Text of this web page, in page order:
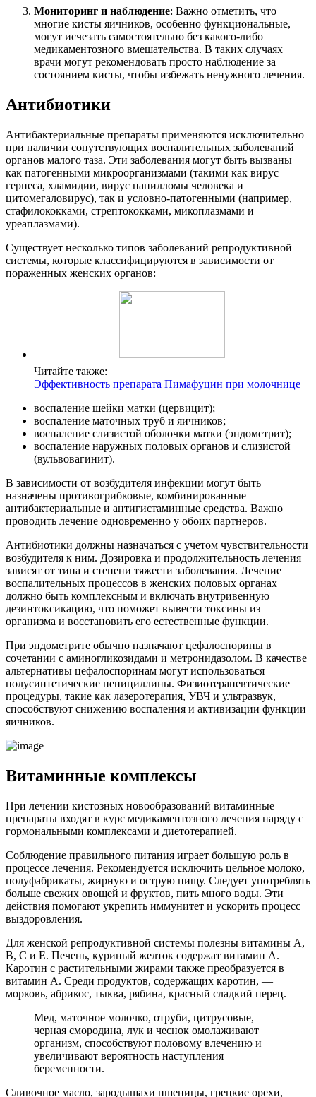
Мониторинг и наблюдение: Важно отметить, что
многие кисты яичников, особенно функциональные,
могут исчезать самостоятельно без какого-либо
медикаментозного вмешательства. В таких случаях
врачи могут рекомендовать просто наблюдение за
состоянием кисты, чтобы избежать ненужного лечения.
Антибиотики
Антибактериальные препараты применяются исключительно
при наличии сопутствующих воспалительных заболеваний
органов малого таза. Эти заболевания могут быть вызваны
как патогенными микроорганизмами (такими как вирус
герпеса, хламидии, вирус папилломы человека и
цитомегаловирус), так и условно-патогенными (например,
стафилококками, стрептококками, микоплазмами и
уреаплазмами).
Существует несколько типов заболеваний репродуктивной
системы, которые классифицируются в зависимости от
пораженных женских органов:
Читайте также:
Эффективность препарата Пимафуцин при молочнице
воспаление шейки матки (цервицит);
воспаление маточных труб и яичников;
воспаление слизистой оболочки матки (эндометрит);
воспаление наружных половых органов и слизистой
(вульвовагинит).
В зависимости от возбудителя инфекции могут быть
назначены противогрибковые, комбинированные
антибактериальные и антигистаминные средства. Важно
проводить лечение одновременно у обоих партнеров.
Антибиотики должны назначаться с учетом чувствительности
возбудителя к ним. Дозировка и продолжительность лечения
зависят от типа и степени тяжести заболевания. Лечение
воспалительных процессов в женских половых органах
должно быть комплексным и включать внутривенную
дезинтоксикацию, что поможет вывести токсины из
организма и восстановить его естественные функции.
При эндометрите обычно назначают цефалоспорины в
сочетании с аминогликозидами и метронидазолом. В качестве
альтернативы цефалоспоринам могут использоваться
полусинтетические пенициллины. Физиотерапевтические
процедуры, такие как лазеротерапия, УВЧ и ультразвук,
способствуют снижению воспаления и активизации функции
яичников.
Витаминные комплексы
При лечении кистозных новообразований витаминные
препараты входят в курс медикаментозного лечения наряду с
гормональными комплексами и диетотерапией.
Соблюдение правильного питания играет большую роль в
процессе лечения. Рекомендуется исключить цельное молоко,
полуфабрикаты, жирную и острую пищу. Следует употреблять
больше свежих овощей и фруктов, пить много воды. Эти
действия помогают укрепить иммунитет и ускорить процесс
выздоровления.
Для женской репродуктивной системы полезны витамины А,
В, С и Е. Печень, куриный желток содержат витамин А.
Каротин с растительными жирами также преобразуется в
витамин А. Среди продуктов, содержащих каротин, —
морковь, абрикос, тыква, рябина, красный сладкий перец.
Мед, маточное молочко, отруби, цитрусовые,
черная смородина, лук и чеснок омолаживают
организм, способствуют половому влечению и
увеличивают вероятность наступления
беременности.
Сливочное масло, зародышахи пшеницы, грецкие орехи,